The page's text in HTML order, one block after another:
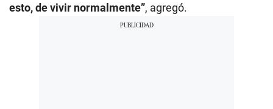
esto, de vivir normalmente”, agregó.